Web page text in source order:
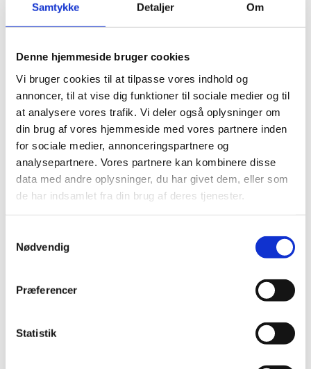
Samtykke Detaljer Om
Denne hjemmeside bruger cookies
Vi bruger cookies til at tilpasse vores indhold og
annoncer, til at vise dig funktioner til sociale medier og til
at analysere vores trafik. Vi deler også oplysninger om
din brug af vores hjemmeside med vores partnere inden
for sociale medier, annonceringspartnere og
analysepartnere. Vores partnere kan kombinere disse
data med andre oplysninger, du har givet dem, eller som
de har indsamlet fra din brug af deres tjenester.
Nødvendig
Præferencer
Statistik
MATERIALE
316L strækmetal